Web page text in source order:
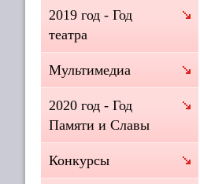
2019 год - Год
театра
Мультимедиа
2020 год - Год
Памяти и Славы
Конкурсы